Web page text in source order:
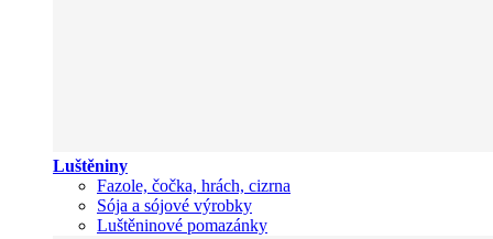
Luštěniny
Fazole, čočka, hrách, cizrna
Sója a sójové výrobky
Luštěninové pomazánky